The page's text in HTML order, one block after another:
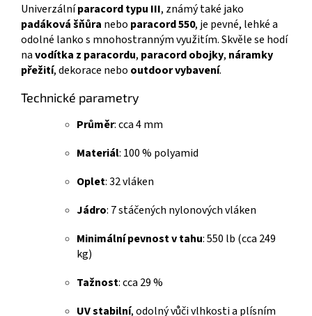
Univerzálníparacord typu III, známý také jako
padáková šňůra nebo paracord 550, je pevné, lehké a
odolné lanko s mnohostranným využitím. Skvěle se hodí
navodítka z paracordu, paracord obojky, náramky
přežití, dekorace nebo outdoor vybavení.
Technické parametry
Průměr: cca 4 mm
Materiál: 100 % polyamid
Oplet: 32 vláken
Jádro: 7 stáčených nylonových vláken
Minimální pevnost v tahu: 550 lb (cca 249
kg)
Tažnost: cca 29 %
UV stabilní, odolný vůči vlhkosti a plísním